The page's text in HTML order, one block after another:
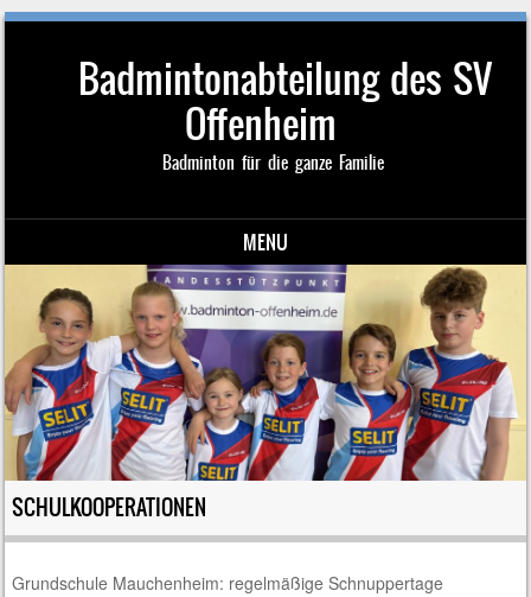
Badmintonabteilung des SV
Offenheim
Badminton für die ganze Familie
MENU
SCHULKOOPERATIONEN
Grundschule Mauchenheim: regelmäßige Schnuppertage